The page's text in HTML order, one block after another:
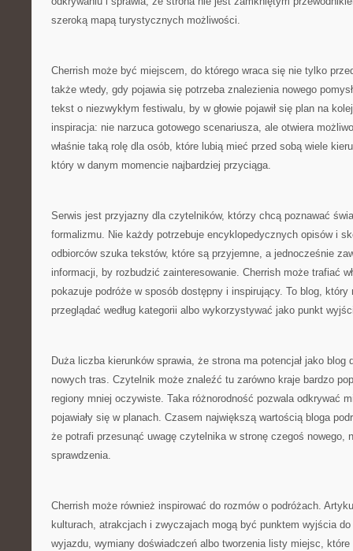
szeroką mapą turystycznych możliwości.
Cherrish może być miejscem, do którego wraca się nie tylko
także wtedy, gdy pojawia się potrzeba znalezienia nowego
tekst o niezwykłym festiwalu, by w głowie pojawił się plan na
inspiracja: nie narzuca gotowego scenariusza, ale otwiera
właśnie taką rolę dla osób, które lubią mieć przed sobą wiele
który w danym momencie najbardziej przyciąga.
Serwis jest przyjazny dla czytelników, którzy chcą poznawać
formalizmu. Nie każdy potrzebuje encyklopedycznych opisów i
odbiorców szuka tekstów, które są przyjemne, a jednocześnie
informacji, by rozbudzić zainteresowanie. Cherrish może trafiać
pokazuje podróże w sposób dostępny i inspirujący. To blog,
przeglądać według kategorii albo wykorzystywać jako punkt
Duża liczba kierunków sprawia, że strona ma potencjał jako blog
nowych tras. Czytelnik może znaleźć tu zarówno kraje bardzo
regiony mniej oczywiste. Taka różnorodność pozwala odkrywać
pojawiały się w planach. Czasem największą wartością bloga
że potrafi przesunąć uwagę czytelnika w stronę czegoś nowego,
sprawdzenia.
Cherrish może również inspirować do rozmów o podróżach.
kulturach, atrakcjach i zwyczajach mogą być punktem wyjścia do
wyjazdu, wymiany doświadczeń albo tworzenia listy miejsc,